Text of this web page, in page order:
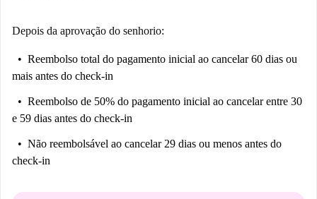
Depois da aprovação do senhorio:
Reembolso total do pagamento inicial ao cancelar 60 dias ou
mais antes do check-in
Reembolso de 50% do pagamento inicial ao cancelar entre 30
e 59 dias antes do check-in
Não reembolsável ao cancelar 29 dias ou menos antes do
check-in